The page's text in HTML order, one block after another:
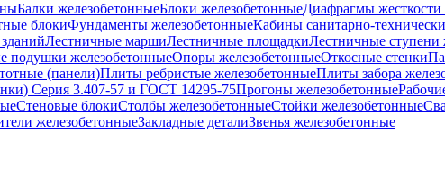
Балки железобетонныеБлоки железобетонныеДиафрагмы жесткости
блокиФундаменты железобетонныеКабины санитарно-
Лестничные маршиЛестничные площадкиЛестничные ступени
подушки железобетонныеОпоры железобетонныеОткосные стенки
(панели)Плиты ребристые железобетонныеПлиты забора
Серия 3.407-57 и ГОСТ 14295-75Прогоны железобетонные
Стеновые блокиСтолбы железобетонныеСтойки железобетонные
железобетонныеЗакладные деталиЗвенья железобетонные